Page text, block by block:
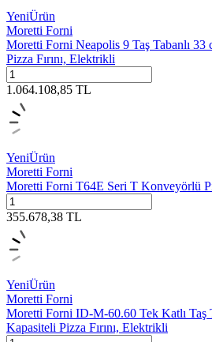
YeniÜrün
Moretti Forni
Moretti Forni Neapolis 9 Taş Tabanlı 33
Pizza Fırını, Elektrikli
1.064.108,85 TL
YeniÜrün
Moretti Forni
Moretti Forni T64E Seri T Konveyörlü
355.678,38 TL
YeniÜrün
Moretti Forni
Moretti Forni ID-M-60.60 Tek Katlı Taş
Kapasiteli Pizza Fırını, Elektrikli